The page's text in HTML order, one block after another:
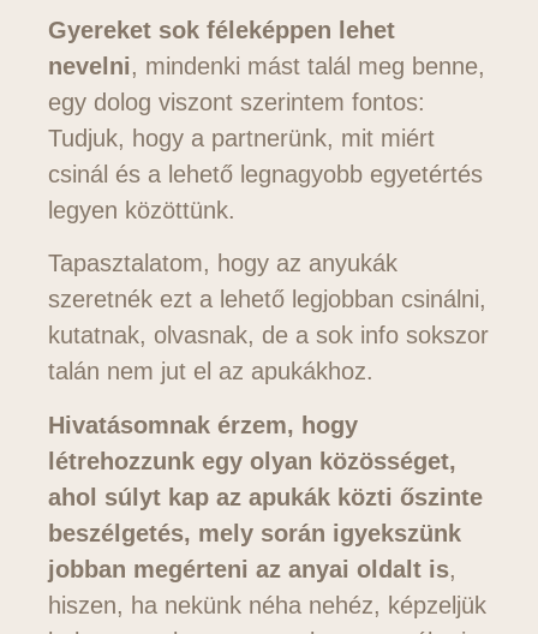
Gyereket sok féleképpen lehet
nevelni, mindenki mást talál meg benne,
egy dolog viszont szerintem fontos:
Tudjuk, hogy a partnerünk, mit miért
csinál és a lehető legnagyobb egyetértés
legyen közöttünk.
Tapasztalatom, hogy az anyukák
szeretnék ezt a lehető legjobban csinálni,
kutatnak, olvasnak, de a sok info sokszor
talán nem jut el az apukákhoz.
Hivatásomnak érzem, hogy
létrehozzunk egy olyan közösséget,
ahol súlyt kap az apukák közti őszinte
beszélgetés, mely során igyekszünk
jobban megérteni az anyai oldalt is,
hiszen, ha nekünk néha nehéz, képzeljük